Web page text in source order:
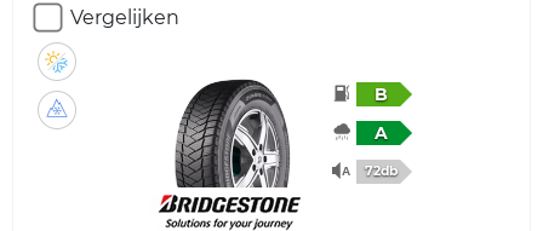
Vergelijken
B
A
72db